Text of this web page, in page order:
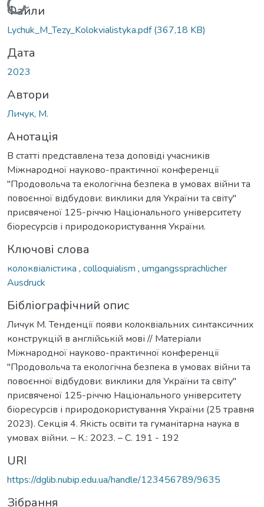
Вантажиться...
Файли
Lychuk_M_Tezy_Kolokvialistyka.pdf(367,18 KB)
Дата
2023
Автори
Личук, М.
Анотація
В статті представлена теза доповіді учасників
Міжнародної науково-практичної конференції
"Продовольча та екологічна безпека в умовах війни та
повоєнної відбудови: виклики для України та світу"
присвяченої 125-річчю Національного університету
біоресурсів і природокористування України.
Ключові слова
колоквіалістика , colloquialism , umgangssprachlicher
Ausdruck
Бібліографічний опис
Личук М. Тенденції появи колоквіальних синтаксичних
конструкцій в англійській мові // Матеріали
Міжнародної науково-практичної конференції
"Продовольча та екологічна безпека в умовах війни та
повоєнної відбудови: виклики для України та світу"
присвяченої 125-річчю Національного університету
біоресурсів і природокористування України (25 травня
2023). Секція 4. Якість освіти та гуманітарна наука в
умовах війни. – К.: 2023. – С. 191 - 192
URI
https://dglib.nubip.edu.ua/handle/123456789/9635
Зібрання